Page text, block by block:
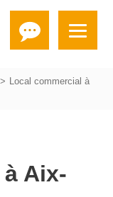
Local commercial à
Aix-